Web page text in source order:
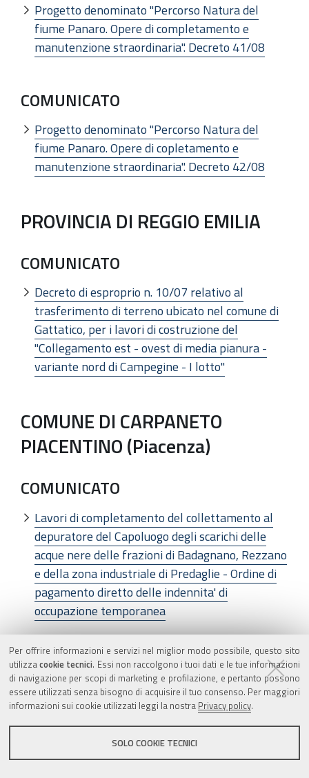
Per offrire informazioni e servizi nel miglior modo possibile, questo sito
utilizzacookie tecnici. Essi non raccolgono i tuoi dati e le tue informazioni
di navigazione per scopi di marketing e profilazione, e pertanto possono
essere utilizzati senza bisogno di acquisire il tuo consenso. Per maggiori
informazioni sui cookie utilizzati leggi la nostra Privacy policy.
SOLO COOKIE TECNICI
Progetto denominato "Percorso Natura del
fiume Panaro. Opere di completamento e
manutenzione straordinaria". Decreto 41/08
COMUNICATO
Progetto denominato "Percorso Natura del
fiume Panaro. Opere di copletamento e
manutenzione straordinaria". Decreto 42/08
PROVINCIA DI REGGIO EMILIA
COMUNICATO
Decreto di esproprio n. 10/07 relativo al
trasferimento di terreno ubicato nel comune di
Gattatico, per i lavori di costruzione del
"Collegamento est - ovest di media pianura -
variante nord di Campegine - I lotto"
COMUNE DI CARPANETO
PIACENTINO (Piacenza)
COMUNICATO
Lavori di completamento del collettamento al
depuratore del Capoluogo degli scarichi delle
acque nere delle frazioni di Badagnano, Rezzano
e della zona industriale di Predaglie - Ordine di
pagamento diretto delle indennita' di
occupazione temporanea
COMUNE DI MODENA
COMUNICATO
Estratto decreto di espropriazione a favore del
Comune di Modena di aree di proprieta'